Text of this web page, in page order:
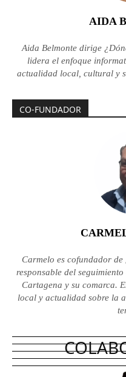
AIDA
Aida Belmonte dirige
lidera el enfoque
actualidad local, cultural y
CO-FUNDADOR
Carmelo es cofundador
responsable del
Cartagena y su comarca.
local y actualidad sobre la